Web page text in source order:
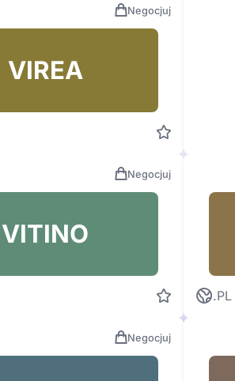
Negocjuj
VIREA
Negocjuj
VITINO
.PL
Negocjuj